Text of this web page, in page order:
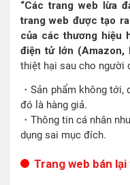
“Các trang web lừa
trang web được tạo
của các thương hiệu
điện tử lớn (Amazon,
thiệt hại sau cho người
・Sản phẩm không
đó là hàng giả.
・Thông tin cá nhân
dụng sai mục đích.
Trang web bán lại